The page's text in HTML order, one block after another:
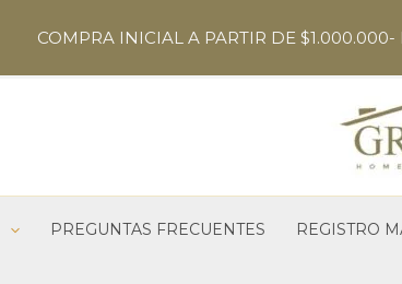
COMPRA INICIAL A PARTIR DE
PREGUNTAS FRECUENTES REGISTRO